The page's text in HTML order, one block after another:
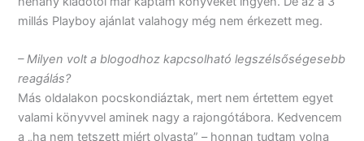
millás Playboy ajánlat valahogy még nem érkezett meg.
– Milyen volt a blogodhoz kapcsolható legszélsőségesebb
reagálás?
Más oldalakon pocskondiáztak, mert nem értettem egyet
valami könyvvel aminek nagy a rajongótábora. Kedvencem
a „ha nem tetszett miért olvasta” – honnan tudtam volna